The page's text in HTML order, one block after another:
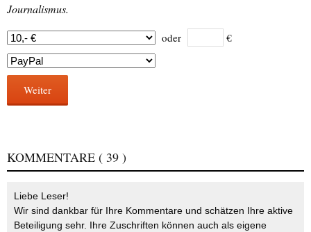
Journalismus.
oder €
Weiter
KOMMENTARE ( 39 )
Liebe Leser!
Wir sind dankbar für Ihre Kommentare und schätzen Ihre aktive
Beteiligung sehr. Ihre Zuschriften können auch als eigene